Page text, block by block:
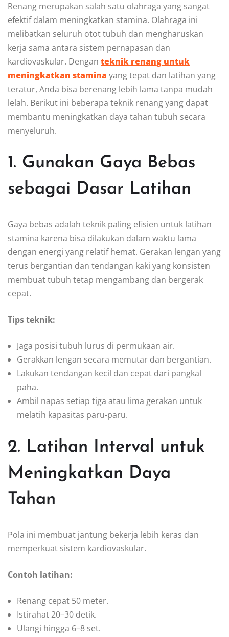
Renang merupakan salah satu olahraga yang sangat
efektif dalam meningkatkan stamina. Olahraga ini
melibatkan seluruh otot tubuh dan mengharuskan
kerja sama antara sistem pernapasan dan
kardiovaskular. Dengan teknik renang untuk
meningkatkan stamina yang tepat dan latihan yang
teratur, Anda bisa berenang lebih lama tanpa mudah
lelah. Berikut ini beberapa teknik renang yang dapat
membantu meningkatkan daya tahan tubuh secara
menyeluruh.
1. Gunakan Gaya Bebas
sebagai Dasar Latihan
Gaya bebas adalah teknik paling efisien untuk latihan
stamina karena bisa dilakukan dalam waktu lama
dengan energi yang relatif hemat. Gerakan lengan yang
terus bergantian dan tendangan kaki yang konsisten
membuat tubuh tetap mengambang dan bergerak
cepat.
Tips teknik:
Jaga posisi tubuh lurus di permukaan air.
Gerakkan lengan secara memutar dan bergantian.
Lakukan tendangan kecil dan cepat dari pangkal
paha.
Ambil napas setiap tiga atau lima gerakan untuk
melatih kapasitas paru-paru.
2. Latihan Interval untuk
Meningkatkan Daya
Tahan
Pola ini membuat jantung bekerja lebih keras dan
memperkuat sistem kardiovaskular.
Contoh latihan:
Renang cepat 50 meter.
Istirahat 20–30 detik.
Ulangi hingga 6–8 set.